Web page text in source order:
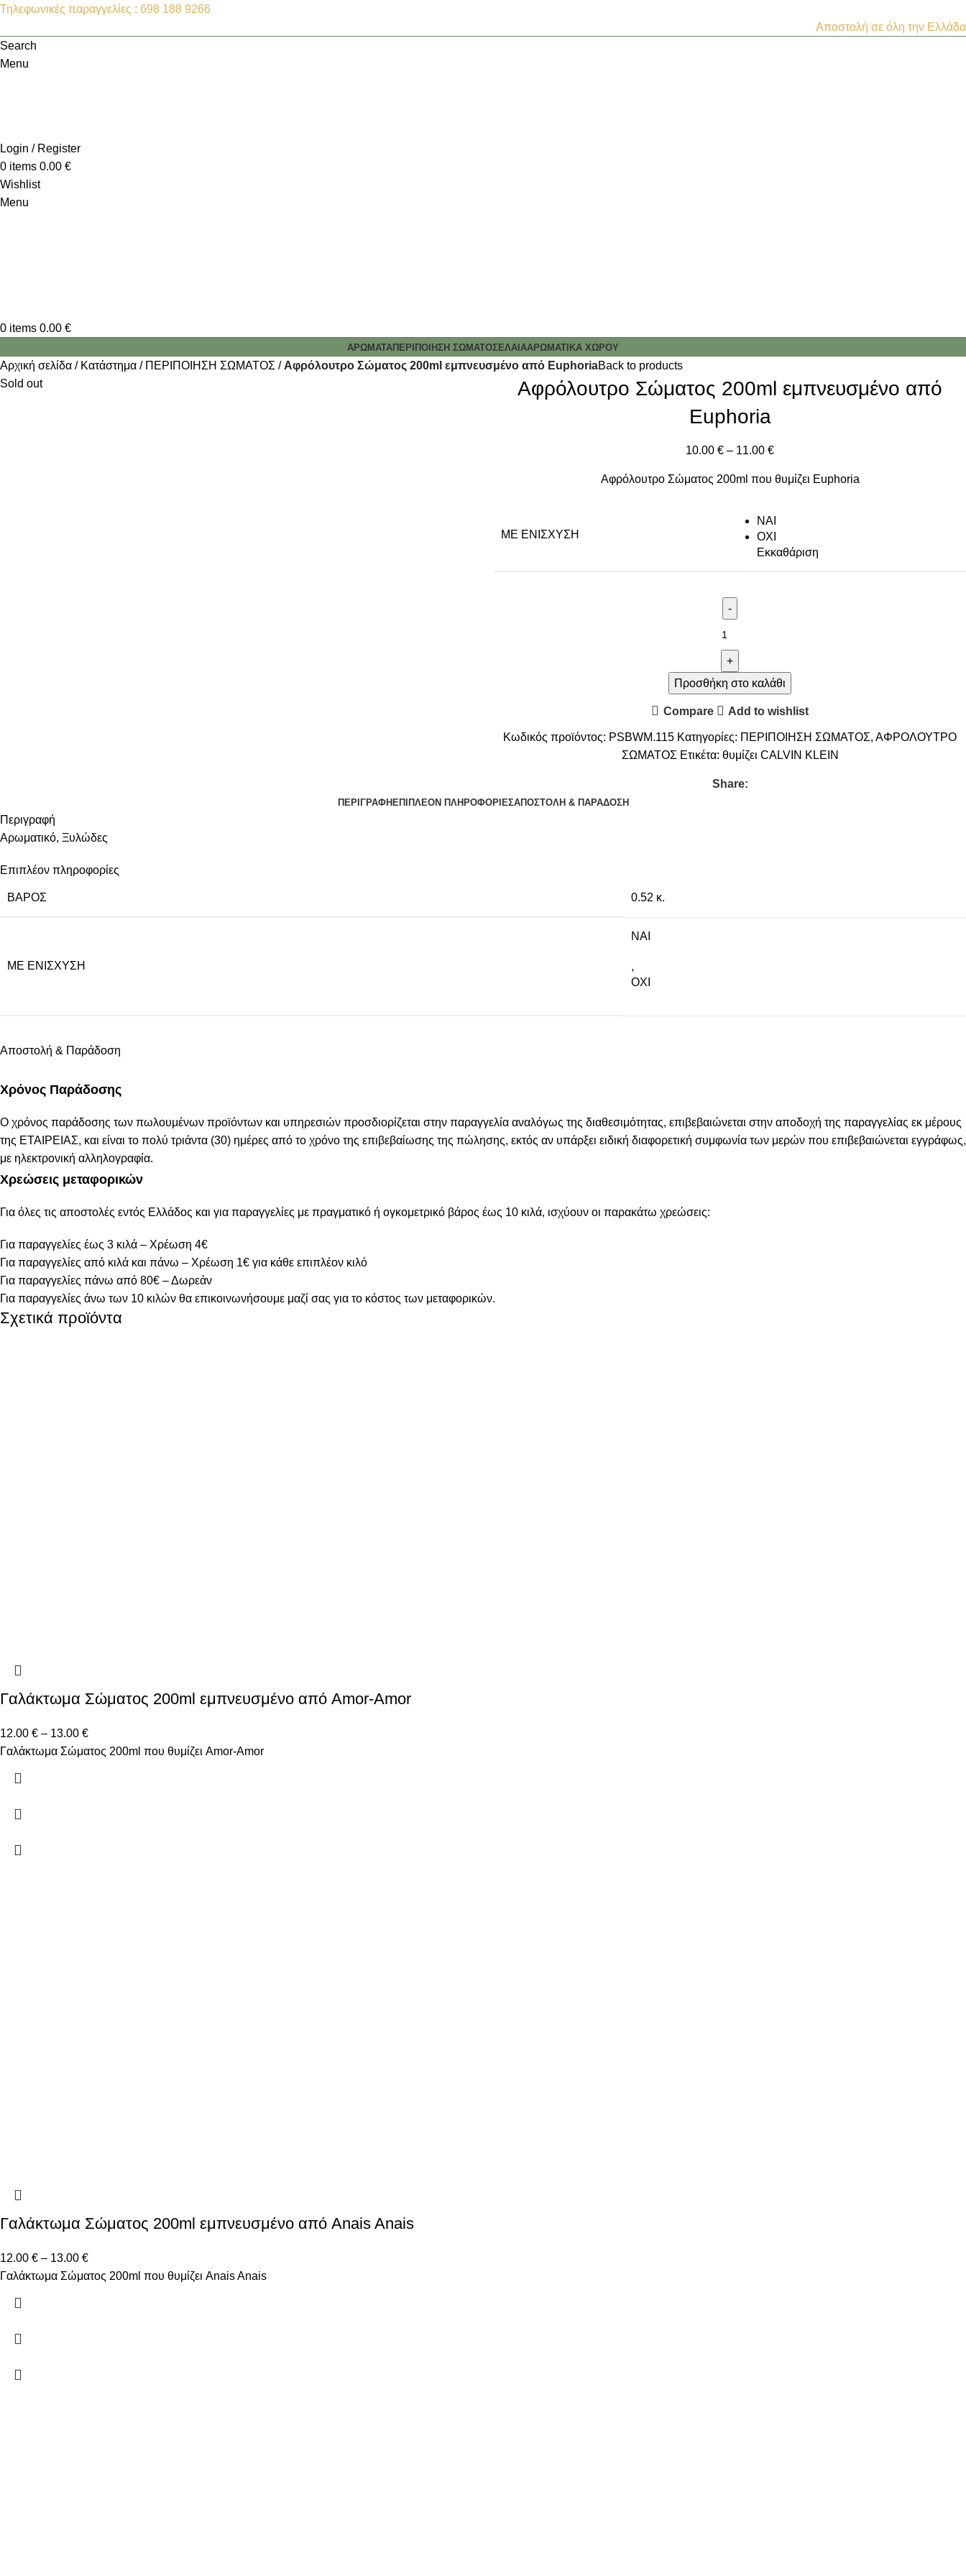
Τηλεφωνικές παραγγελίες : 698 188 9266
Αποστολή σε όλη την Ελλάδα
Search
Menu
Login / Register
0 items 0.00 €
Wishlist
Menu
0 items 0.00 €
ΑΡΩΜΑΤΑΠΕΡΙΠΟΙΗΣΗ ΣΩΜΑΤΟΣ ΕΛΑΙΑΑΡΩΜΑΤΙΚΑ ΧΩΡΟΥ
Αρχική σελίδα Κατάστημα ΠΕΡΙΠΟΙΗΣΗ ΣΩΜΑΤΟΣ Αφρόλουτρο Σώματος 200ml εμπνευσμένο από EuphoriaBack to products
Sold out
Αφρόλουτρο Σώματος 200ml εμπνευσμένο από
Euphoria
10.00 € – 11.00 €
Αφρόλουτρο Σώματος 200ml που θυμίζει Euphoria
ΜΕ ΕΝΊΣΧΥΣΗ
NAI
ΟΧΙ
Εκκαθάριση
Προσθήκη στο καλάθι
Compare Add to wishlist
Κωδικός προϊόντος: PSBWM.115 Κατηγορίες: ΠΕΡΙΠΟΙΗΣΗ ΣΩΜΑΤΟΣ, ΑΦΡΟΛΟΥΤΡΟ
ΣΩΜΑΤΟΣ Ετικέτα: θυμίζει CALVIN KLEIN
Share:
ΠΕΡΙΓΡΑΦΉ ΕΠΙΠΛΈΟΝ ΠΛΗΡΟΦΟΡΊΕΣΑΠΟΣΤΟΛΉ & ΠΑΡΆΔΟΣΗ
Περιγραφή
Αρωματικό, Ξυλώδες
Επιπλέον πληροφορίες
ΒΆΡΟΣ 0.52 κ.
ΜΕ ΕΝΊΣΧΥΣΗ
NAI
,
ΟΧΙ
Αποστολή & Παράδοση
Χρόνος Παράδοσης
Ο χρόνος παράδοσης των πωλουμένων προϊόντων και υπηρεσιών προσδιορίζεται στην παραγγελία αναλόγως της διαθεσιμότητας, επιβεβαιώνεται στην αποδοχή της παραγγελίας εκ μέρους
της ΕΤΑΙΡΕΙΑΣ, και είναι το πολύ τριάντα (30) ημέρες από το χρόνο της επιβεβαίωσης της πώλησης, εκτός αν υπάρξει ειδική διαφορετική συμφωνία των μερών που επιβεβαιώνεται εγγράφως,
με ηλεκτρονική αλληλογραφία.
Χρεώσεις μεταφορικών
Για όλες τις αποστολές εντός Ελλάδος και για παραγγελίες με πραγματικό ή ογκομετρικό βάρος έως 10 κιλά, ισχύουν οι παρακάτω χρεώσεις:
Για παραγγελίες έως 3 κιλά – Χρέωση 4€
Για παραγγελίες από κιλά και πάνω – Χρέωση 1€ για κάθε επιπλέον κιλό
Για παραγγελίες πάνω από 80€ – Δωρεάν
Για παραγγελίες άνω των 10 κιλών θα επικοινωνήσουμε μαζί σας για το κόστος των μεταφορικών.
Σχετικά προϊόντα
Γαλάκτωμα Σώματος 200ml εμπνευσμένο από Amor-Amor
12.00 € – 13.00 €
Γαλάκτωμα Σώματος 200ml που θυμίζει Amor-Amor
Γαλάκτωμα Σώματος 200ml εμπνευσμένο από Anais Anais
12.00 € – 13.00 €
Γαλάκτωμα Σώματος 200ml που θυμίζει Anais Anais